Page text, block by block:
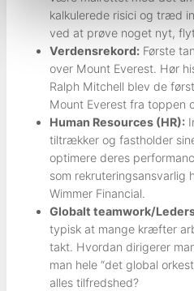
kalkulerede risici og træd
ved at prøve noget nyt,
Verdensrekord: Første
over Mount Everest. Hør
Ralph Mitchell blev de
Mount Everest fra toppen
Human Resources (HR):
tiltrækker og fastholder
optimere deres
som rekruteringsansvarlig
Wimmer Financial.
Globalt teamwork/
typisk at mange kræfter
takt. Hvordan dirigerer
man hele “det global
alles tilfredshed?